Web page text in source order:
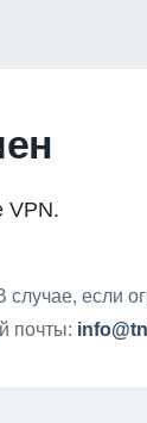
VPN.
случае, если
почты: